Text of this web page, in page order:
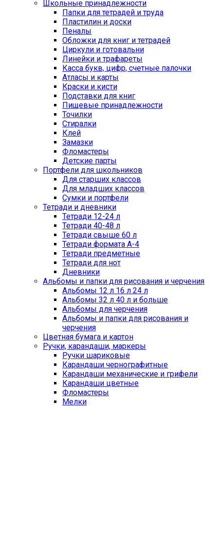
Школьные принадлежности
Папки для тетрадей и труда
Пластилин и доски
Пеналы
Обложки для книг и тетрадей
Циркули и готовальни
Линейки и трафареты
Касса букв, цифр, счетные палочки
Атласы и карты
Краски и кисти
Подставки для книг
Пищевые принадлежности
Точилки
Стиралки
Клей
Замазки
Фломастеры
Детские парты
Портфели для школьников
Для старших классов
Для младших классов
Сумки и портфели
Тетради и дневники
Тетради 12-24 л
Тетради 40-48 л
Тетради свыше 60 л
Тетради формата А-4
Тетради предметные
Тетради для нот
Дневники
Альбомы и папки для рисования и черчения
Альбомы 12 л 16 л 24 л
Альбомы 32 л 40 л и больше
Альбомы для черчения
Альбомы и папки для рисования и
черчения
Цветная бумага и картон
Ручки, карандаши, маркеры
Ручки шариковые
Карандаши чернографитные
Карандаши механические и грифели
Карандаши цветные
Фломастеры
Мелки